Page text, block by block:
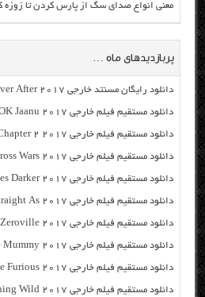
معنی انواع صدای سگ از پارس کردن تا
پربازدیدهای ماه …
دانلود رایگان مسنتد خارجی Britney Ever After 2017 با لینک مستقیم
دانلود مستقیم فیلم خارجی OK Jaanu 2017 از سرور سایت
دانلود مستقیم فیلم خارجی John Wick: Chapter 2 2017 از سرور سایت
دانلود مستقیم فیلم خارجی Cross Wars 2017 از سرور سایت
دانلود مستقیم فیلم خارجی Fifty Shades Darker 2017 از سرور سایت
دانلود مستقیم فیلم خارجی From Straight As 2017 از سرور سایت
دانلود مستقیم فیلم خارجی Zeroville 2017 از سرور سایت
دانلود مستقیم فیلم خارجی The Mummy 2017 از سرور سایت
دانلود مستقیم فیلم خارجی The Fate of the Furious 2017 از سرور سایت
دانلود مستقیم فیلم خارجی Running Wild 2017 از سرور سایت